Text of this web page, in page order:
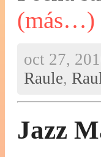
(más…)
oct 27,
Raule,
Jazz